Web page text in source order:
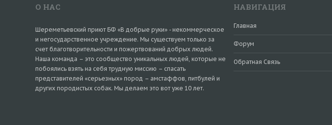
О НАС
Шереметьевский приют БФ «В добрые руки» - некоммерческое
и негосударственное учреждение. Мы существуем только за
счет благотворительности и пожертвований добрых людей.
Наша команда – это сообщество уникальных людей, которые не
побоялись взять на себя трудную миссию – спасать
представителей «серьезных» пород – амстаффов, питбулей и
других породистых собак. Мы делаем это вот уже 10 лет.
НАВИГАЦИЯ
Главная
Форум
Обратная Связь